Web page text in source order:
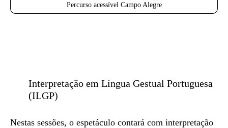
Percurso acessível Campo Alegre
Interpretação em Língua Gestual Portuguesa
(ILGP)
Nestas sessões, o espetáculo contará com interpretação